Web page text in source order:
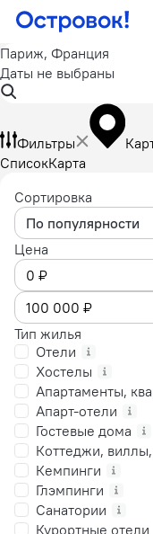
Париж, Франция
Даты не выбраны
Фильтры
СписокКарта
Сортировка
По популярности
Цена
Тип жилья
Отели
Хостелы
Апартаменты,
Апарт-отели
Гостевые дома
Коттеджи,
Кемпинги
Глэмпинги
Санатории
Курортные отели